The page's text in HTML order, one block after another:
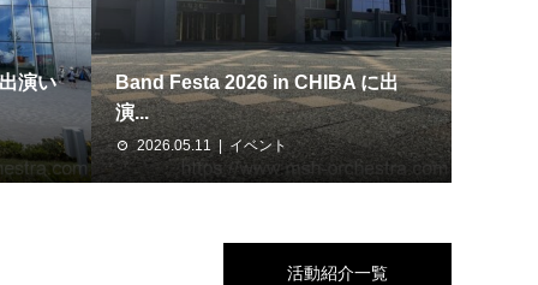
演い
Band Festa 2026 in CHIBA に出
演...
2026.05.11 イベント
活動紹介一覧